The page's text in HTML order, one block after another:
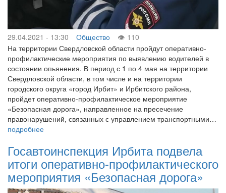
29.04.2021 - 13:30 Общество
110
На территории Свердловской области пройдут оперативно-
профилактические мероприятия по выявлению водителей в
состоянии опьянения. В период с 1 по 4 мая на территории
Свердловской области, в том числе и на территории
городского округа «город Ирбит» и Ирбитского района,
пройдет оперативно-профилактическое мероприятие
«Безопасная дорога», направленное на пресечение
правонарушений, связанных с управлением транспортными…
подробнее
Госавтоинспекция Ирбита подвела
итоги оперативно-профилактического
мероприятия «Безопасная дорога»